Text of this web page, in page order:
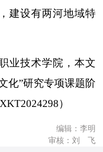
建设有两河地域特
技术学院，本文
化”研究专项课题阶
）
编辑：李明
审核：刘 飞